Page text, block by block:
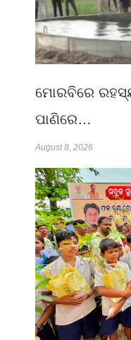
ମୋରବିରେ
ପାଣିରେ…
August 8, 2026